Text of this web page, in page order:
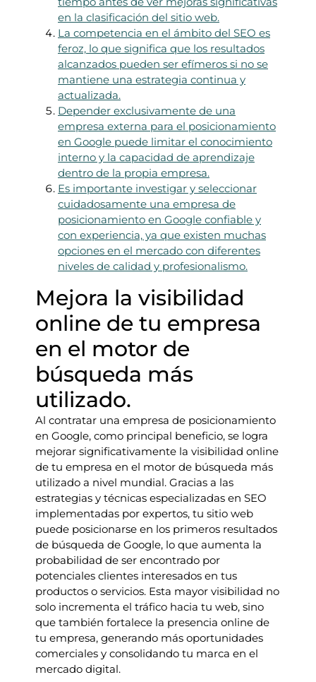
en la clasificación del sitio web.
La competencia en el ámbito del SEO es
feroz, lo que significa que los resultados
alcanzados pueden ser efímeros si no se
mantiene una estrategia continua y
actualizada.
Depender exclusivamente de una
empresa externa para el posicionamiento
en Google puede limitar el conocimiento
interno y la capacidad de aprendizaje
dentro de la propia empresa.
Es importante investigar y seleccionar
cuidadosamente una empresa de
posicionamiento en Google confiable y
con experiencia, ya que existen muchas
opciones en el mercado con diferentes
niveles de calidad y profesionalismo.
Mejora la visibilidad
online de tu empresa
en el motor de
búsqueda más
utilizado.
Al contratar una empresa de posicionamiento
en Google, como principal beneficio, se logra
mejorar significativamente la visibilidad online
de tu empresa en el motor de búsqueda más
utilizado a nivel mundial. Gracias a las
estrategias y técnicas especializadas en SEO
implementadas por expertos, tu sitio web
puede posicionarse en los primeros resultados
de búsqueda de Google, lo que aumenta la
probabilidad de ser encontrado por
potenciales clientes interesados en tus
productos o servicios. Esta mayor visibilidad no
solo incrementa el tráfico hacia tu web, sino
que también fortalece la presencia online de
tu empresa, generando más oportunidades
comerciales y consolidando tu marca en el
mercado digital.